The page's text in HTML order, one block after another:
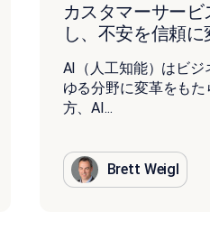
カスタマーサービ
し、不安を信頼に
AI（人工知能）はビジ
ゆる分野に変革をも
方、AI...
Brett Weigl